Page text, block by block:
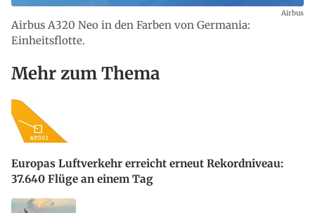
Airbus A320 Neo in den Farben von Germania:
Einheitsflotte.
Airbus
Mehr zum Thema
Europas Luftverkehr erreicht erneut Rekordniveau:
37.640 Flüge an einem Tag